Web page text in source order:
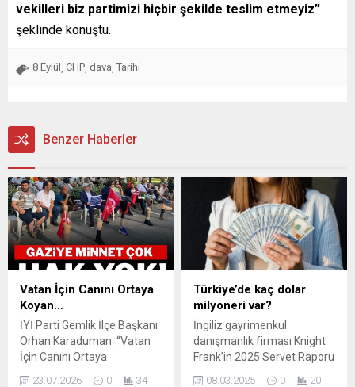
vekilleri biz partimizi hiçbir şekilde teslim etmeyiz”
şeklinde konuştu.
8 Eylül CHP dava Tarihi
Benzer Haberler
Vatan İçin Canını Ortaya
Koyan…
İYİ Parti Gemlik İlçe Başkanı
Orhan Karaduman: “Vatan
İçin Canını Ortaya
Koyan Gazilerimizin ve
23.07.2026 0 34
Türkiye’de kaç dolar
milyoneri var?
İngiliz gayrimenkul
danışmanlık firması Knight
Frank’in 2025 Servet Raporu
yayımlandı. Rapora göre,
08.03.2025 0 20